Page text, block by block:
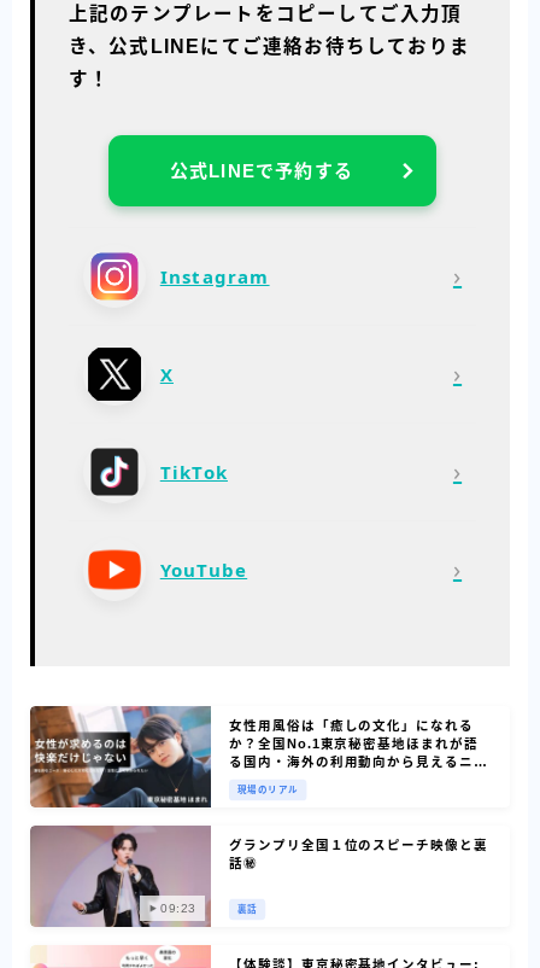
上記のテンプレートをコピーしてご入力頂
き、公式LINEにてご連絡お待ちしておりま
す！
公式LINEで予約する
Instagram ›
X ›
TikTok ›
YouTube ›
女性用風俗は「癒しの文化」になれる
か？全国No.1東京秘密基地ほまれが語
る国内・海外の利用動向から見えるニー
現場のリアル
09:23
グランプリ全国１位のスピーチ映像と裏
話㊙
裏話
【体験談】東京秘密基地インタビュー: